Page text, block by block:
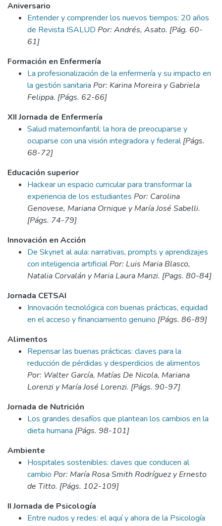
Aniversario
Entender y comprender los nuevos tiempos: 20 años
de Revista ISALUD Por: Andrés, Asato. [Pág. 60-
61]
Formación en Enfermería
La profesionalización de la enfermería y su impacto en
la gestión sanitaria Por: Karina Moreira y Gabriela
Felippa. [Págs. 62-66]
XII Jornada de Enfermería
Salud maternoinfantil: la hora de preocuparse y
ocuparse con una visión integradora y federal[Págs.
68-72]
Educación superior
Hackear un espacio curricular para transformar la
experiencia de los estudiantes Por: Carolina
Genovese, Mariana Ornique y María José Sabelli.
[Págs. 74-79]
Innovación en Acción
De Skynet al aula: narrativas, prompts y aprendizajes
con inteligencia artificialPor: Luis Maria Blasco,
Natalia Corvalán y Maria Laura Manzi. [Pags. 80-84]
Jornada CETSAI
Innovación tecnológica con buenas prácticas, equidad
en el acceso y financiamiento genuino [Págs. 86-89]
Alimentos
Repensar las buenas prácticas: claves para la
reducción de pérdidas y desperdicios de alimentos
Por: Walter García, Matías De Nicola, Mariana
Lorenzi y María José Lorenzi. [Págs. 90-97]
Jornada de Nutrición
Los grandes desafíos que plantean los cambios en la
dieta humana [Págs. 98-101]
Ambiente
Hospitales sostenibles: claves que conducen al
cambio Por: María Rosa Smith Rodríguez y Ernesto
de Titto. [Págs. 102-109]
II Jornada de Psicología
Entre nudos y redes: el aquí y ahora de la Psicología